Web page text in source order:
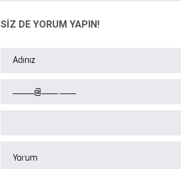
SİZ DE YORUM YAPIN!